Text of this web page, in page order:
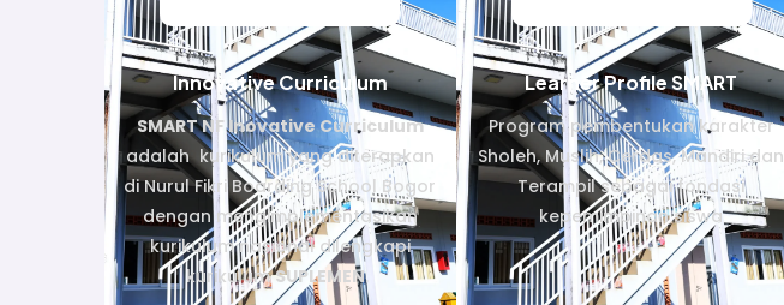
Innovative Curriculum
SMART NF Inovative Curriculum
adalah kurikulum yang diterapkan
di Nurul Fikri Boarding School Bogor
dengan mengimplementasikan
kurikulum nasional dilengkapi
kurikulumSUPLEMEN.
Learner Profile SMART
Program pembentukan karakter
Sholeh, Muslih, Cerdas, Mandiri dan
Terampil sebagai fondasi
kepemimpinan siswa